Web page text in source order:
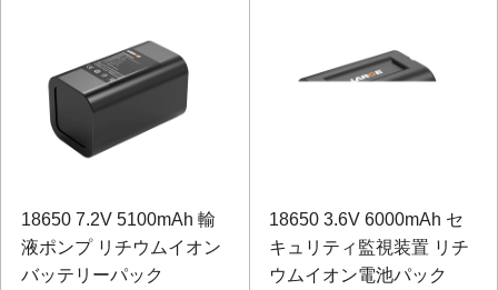
18650 7.2V 5100mAh 輸
液ポンプ リチウムイオン
バッテリーパック
18650 3.6V 6000mAh セ
キュリティ監視装置 リチ
ウムイオン電池パック